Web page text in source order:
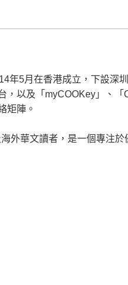
年5月在香港成立，下設深
，以及「myCOOKey」、
矩陣。
外華文讀者，是一個專注